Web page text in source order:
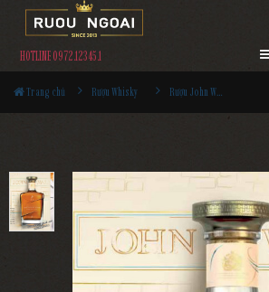
HOTLINE 0972.12345.1
Trang chủ Rượu Whisky Rượu John Walker & Sons Bicentenary Blend 28YO